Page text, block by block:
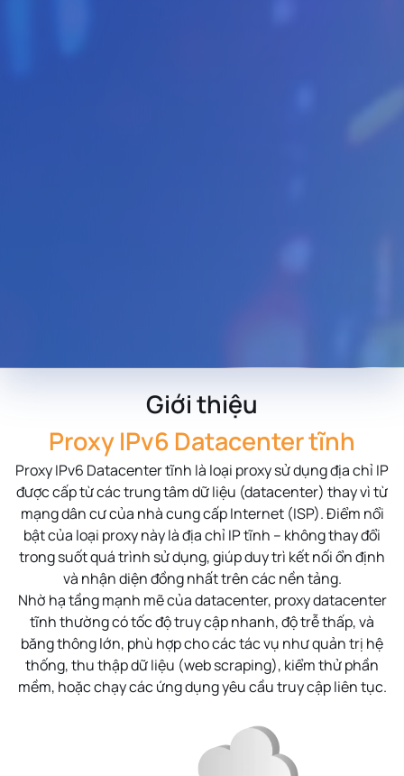
Giới thiệu
Proxy IPv6 Datacenter tĩnh
Proxy IPv6 Datacenter tĩnh là loại proxy sử dụng địa chỉ IP
được cấp từ các trung tâm dữ liệu (datacenter) thay vì từ
mạng dân cư của nhà cung cấp Internet (ISP). Điểm nổi
bật của loại proxy này làđịa chỉ IP tĩnh – không thay đổi
trong suốt quá trình sử dụng, giúp duy trì kết nối ổn định
và nhận diện đồng nhất trên các nền tảng.
Nhờ hạ tầng mạnh mẽ của datacenter, proxy datacenter
tĩnh thường cótốc độ truy cập nhanh,độ trễ thấp, và
băng thông lớn, phù hợp cho các tác vụ như quản trị hệ
thống, thu thập dữ liệu (web scraping), kiểm thử phần
mềm, hoặc chạy các ứng dụng yêu cầu truy cập liên tục.